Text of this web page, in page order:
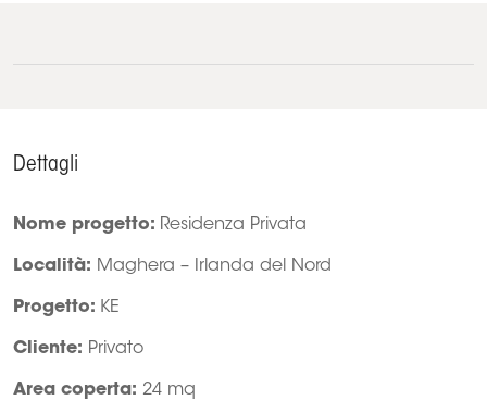
Dettagli
Nome progetto: Residenza Privata
Località: Maghera – Irlanda del Nord
Progetto: KE
Cliente: Privato
Area coperta: 24 mq